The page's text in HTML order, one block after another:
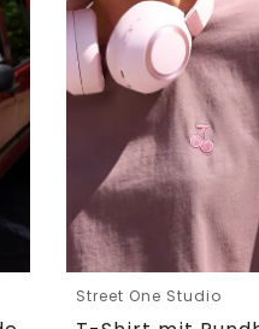
Street One Studio